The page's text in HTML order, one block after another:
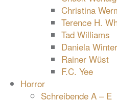
Christina
Terence H.
Tad Williams
Daniela
Rainer Wüst
F.C. Yee
Horror
Schreibende A – E